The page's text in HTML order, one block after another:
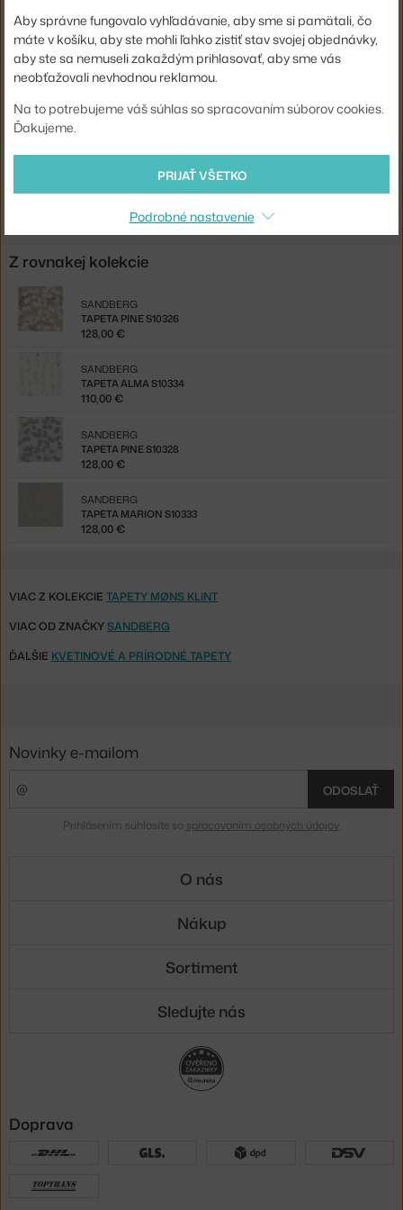
Farba:
béžová, tmavo zelená
Materiál:
vliesová tapeta
Spoj:
V polovici dĺžky (drop match)
Kód produktu
SAN-804-78
EAN
Jste z Česka? Přejděte naTapeta Pine 804-78
Shopping from the EU? Switch toPine 804-78
Z rovnakej kolekcie
TAPETA PINE S10326
SANDBERG
128,00 €
TAPETA ALMA S10334
SANDBERG
110,00 €
TAPETA PINE S10328
SANDBERG
128,00 €
TAPETA MARION S10333
SANDBERG
128,00 €
VIAC Z KOLEKCIE TAPETY MØNS KLINT
VIAC OD ZNAČKYSANDBERG
ĎALŠIE KVETINOVÉ A PRÍRODNÉ TAPETY
Aby správne fungovalo vyhľadávanie, aby sme si pamätali, čo
máte v košíku, aby ste mohli ľahko zistiť stav svojej objednávky,
aby ste sa nemuseli zakaždým prihlasovať, aby sme vás
neobťažovali nevhodnou reklamou.
Na to potrebujeme váš súhlas so spracovaním súborov cookies.
Ďakujeme.
PRIJAŤ VŠETKO
Podrobné nastavenie
Novinky e-mailom
ODOSLAŤ
Prihlásením súhlasíte so spracovaním osobných údajov.
O nás
Nákup
Sortiment
Sledujte nás
Doprava